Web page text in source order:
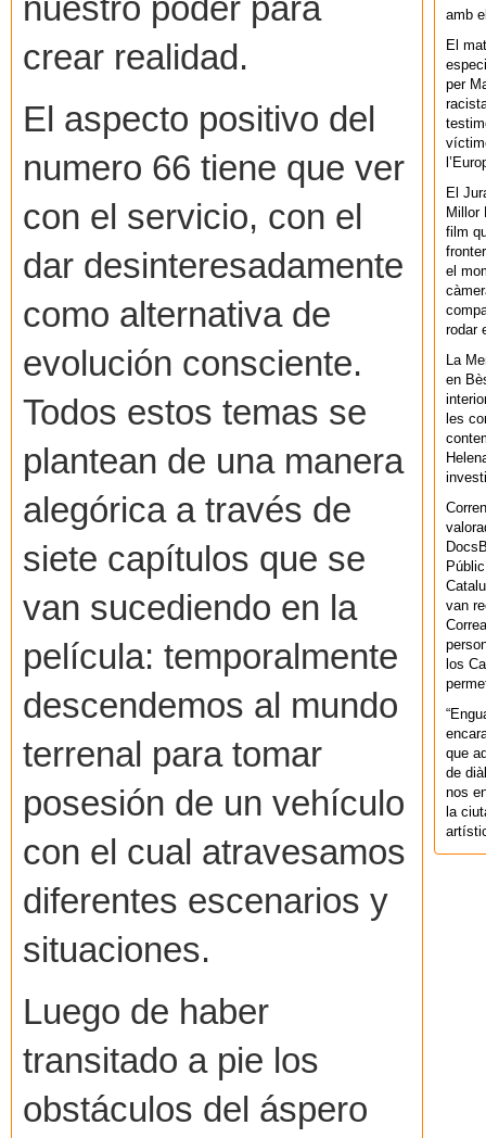
nuestro poder para
crear realidad.
El aspecto positivo del
numero 66 tiene que ver
con el servicio, con el
dar desinteresadamente
como alternativa de
evolución consciente.
Todos estos temas se
plantean de una manera
alegórica a través de
siete capítulos que se
van sucediendo en la
película: temporalmente
descendemos al mundo
terrenal para tomar
posesión de un vehículo
con el cual atravesamos
diferentes escenarios y
situaciones.
Luego de haber
transitado a pie los
obstáculos del áspero
amb
El
per
El
Millor
film
el
rodar
La
en
les
van
los
que
de
nos
la